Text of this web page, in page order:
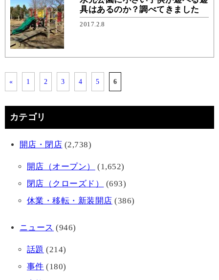
具はあるのか？調べてきました
2017.2.8
« 1 2 3 4 5 6
カテゴリ
開店・閉店 (2,738)
開店（オープン）
(1,652)
閉店（クローズド）
(693)
休業・移転・新装開店 (386)
ニュース (946)
話題 (214)
事件 (180)